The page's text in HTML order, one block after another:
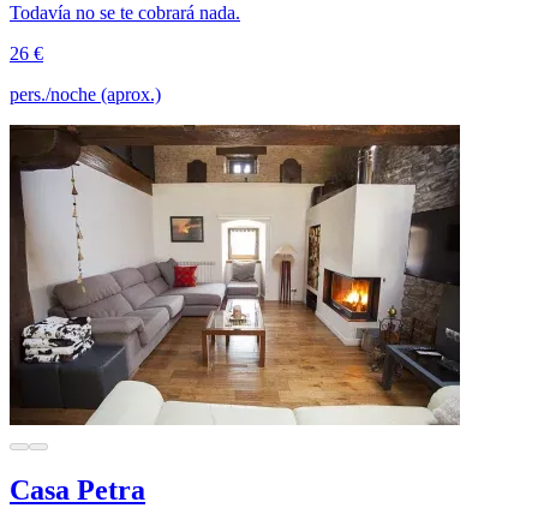
Todavía no se te cobrará nada.
26 €
pers./noche (aprox.)
Casa Petra